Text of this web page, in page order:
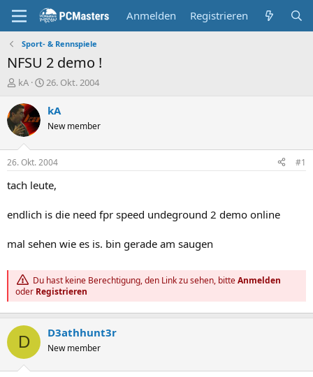
Anmelden Registrieren
Sport- & Rennspiele
NFSU 2 demo !
E
s
t
e
e
r
kA
E
s
e
l
t
a
26. Okt. 2004
kA
New member
26. Okt. 2004 #1
tach leute,
endlich is die need fpr speed undeground 2 demo online
mal sehen wie es is. bin gerade am saugen
Du hast keine Berechtigung, den Link zu sehen, bitteAnmelden
oder Registrieren
D D3athhunt3r
New member